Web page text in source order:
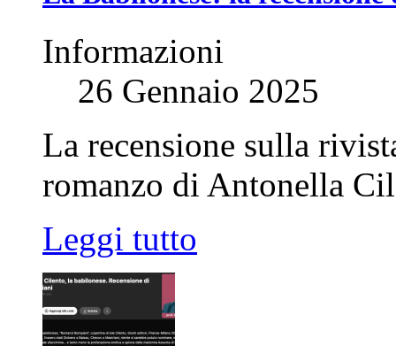
Informazioni
26 Gennaio 2025
La recensione sulla
romanzo di Antonella
Leggi tutto